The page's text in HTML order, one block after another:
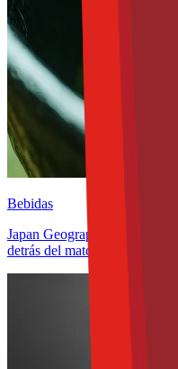
Bebidas
Japan Geographical
detrás del matcha y lo que